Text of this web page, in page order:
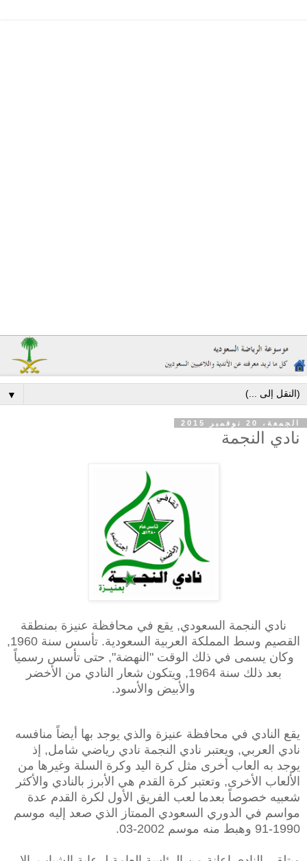
▼
الجمعة، 20 نوفمبر 2015
نادي النجمة
نادي النجمة السعودي, يقع في محافظة عنيزة بمنطقة
القصيم وسط المملكة العربية السعودية. تأسس سنة 1960,
وكان يسمى في ذلك الوقت "النهضة", حتى تأسس رسمياً
بعد ذلك سنة 1964, ويتكون شعار النادي من الأخضر
والأبيض والأسود.
يقع النادي في محافظة عنيزة والذي يوجد بها أيضاً منافسه
نادي العربي, ويعتبر نادي النجمة نادي رياضي شامل, إذ
يوجد به العاب أخرى مثل كرة اليد وكرة السلة وغيرها من
الألعاب الأخرى, وتعتبر كرة القدم هي الأبرز بالنادي والأكثر
شعبيه خصوصاً بعدما لعب الفريق الأول لكرة القدم عدة
مواسم في الدوري السعودي الممتاز الذي صعد إليه موسم
1990-91 وهبط منه موسم 2002-03.